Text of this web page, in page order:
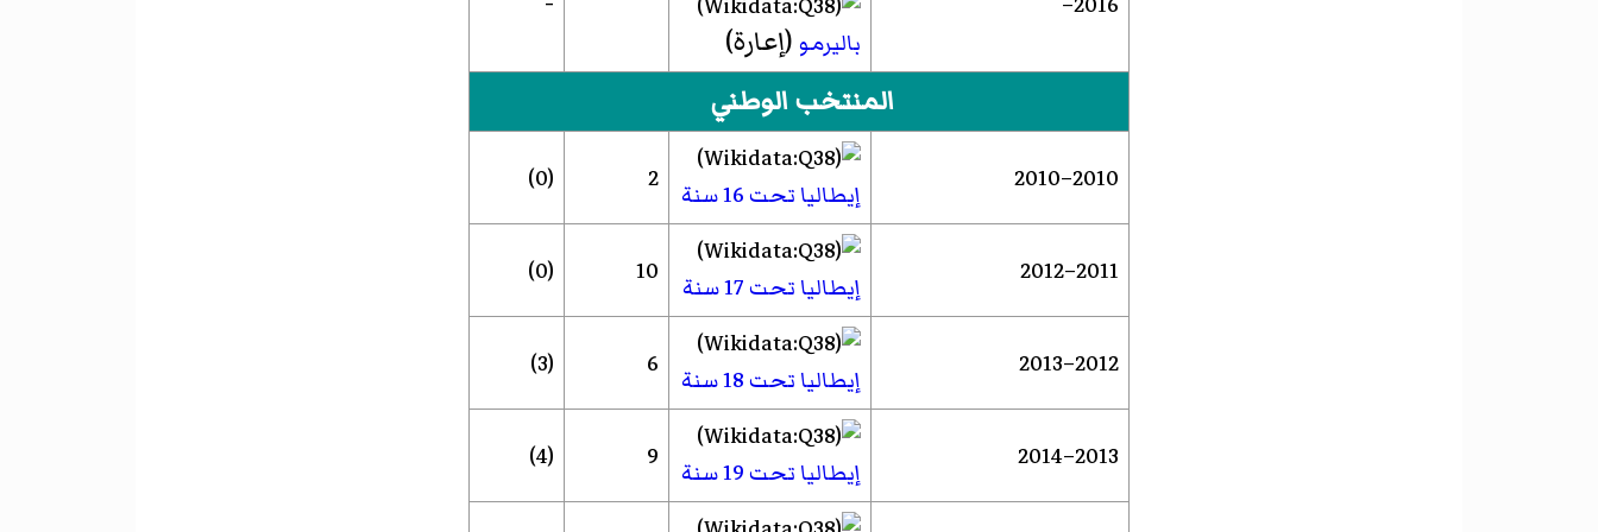
باليرمو (إعارة)
المنتخب الوطني
2010–2010 إيطاليا تحت 16 سنة 2
(0)
2011–2012 إيطاليا تحت 17 سنة 10
(0)
2012–2013 إيطاليا تحت 18 سنة 6
(3)
2013–2014 إيطاليا تحت 19 سنة 9
(4)